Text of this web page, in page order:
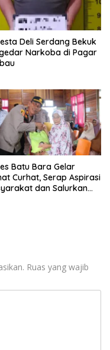
Deli Serdang Bekuk
Narkoba di Pagar
Batu Bara Gelar
Curhat, Serap Aspirasi
dan Salurkan
Ruas yang wajib